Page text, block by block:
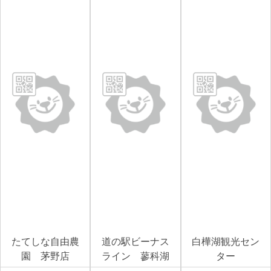
たてしな自由農
園 茅野店
道の駅ビーナス
ライン 蓼科湖
白樺湖観光セン
ター